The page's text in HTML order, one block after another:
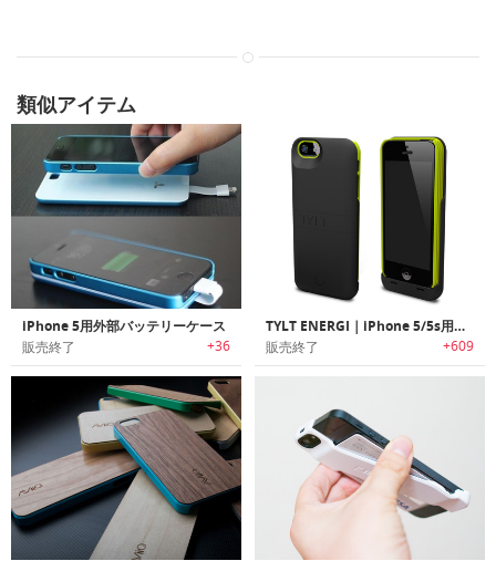
類似アイテム
iPhone 5用外部バッテリーケース
販売終了 +36
TYLT ENERGI｜iPhone 5/5s用スライディング充電ケース
販売終了 +609